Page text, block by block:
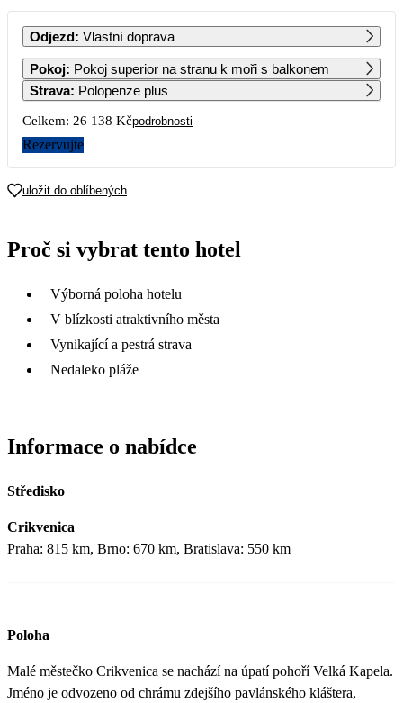
PO ÚT ST ČT PÁ SO NE
1 2
3 4 5 6 7 8 9
10
13 069 12 619 12 619 12 619 12 619
17 18
24
11 549
25 26 27
31
Odjezd: Vlastní doprava
Pokoj:
Pokoj superior na stranu k moři s balkonem
Strava: Polopenze plus
Celkem: 26 138 Kčpodrobnosti
Rezervujte
uložit do oblíbených
Proč si vybrat tento hotel
Výborná poloha hotelu
V blízkosti atraktivního města
Vynikající a pestrá strava
Nedaleko pláže
Informace o nabídce
Středisko
Crikvenica
Praha: 815 km, Brno: 670 km, Bratislava: 550 km
Poloha
Malé městečko Crikvenica se nachází na úpatí pohoří Velká Kapela.
Jméno je odvozeno od chrámu zdejšího pavlánského kláštera,